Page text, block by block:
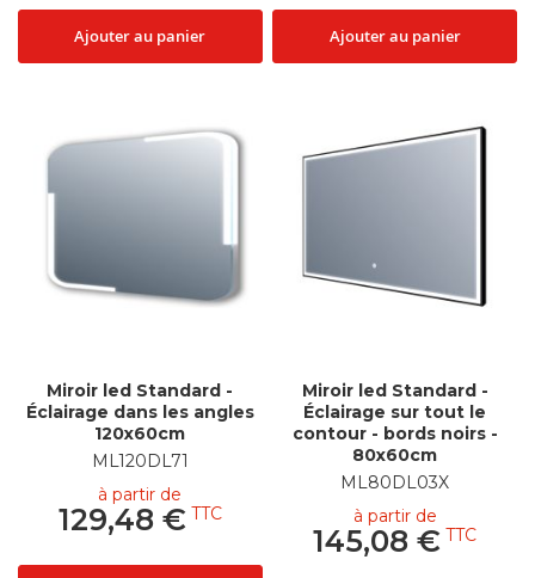
Ajouter au panier Ajouter au panier
Miroir led Standard -
Éclairage dans les angles
120x60cm
ML120DL71
à partir de
129,48 €
Miroir led Standard -
Éclairage sur tout le
contour - bords noirs -
80x60cm
ML80DL03X
à partir de
145,08 €